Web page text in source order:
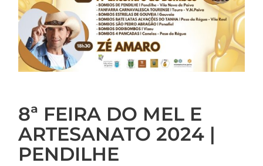
8ª FEIRA DO MEL E
ARTESANATO 2024 |
PENDILHE